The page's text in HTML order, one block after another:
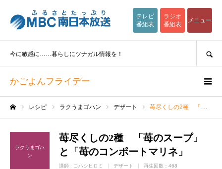
テレビ
番組表
ラジオ
番組表
メニュー
かごよんフライデー
今に敏感に……暮らしにツナガル情報を！
レシピ ラクうまゴハン デザート 苺尽くしの2種 「苺のスープ」と「苺のコンポートマリネ」
ラクうまゴハ
ン
苺尽くしの2種 「苺のスープ」
と「苺のコンポートマリネ」
講師 : コハシヒロミ デザート 再生回数：468